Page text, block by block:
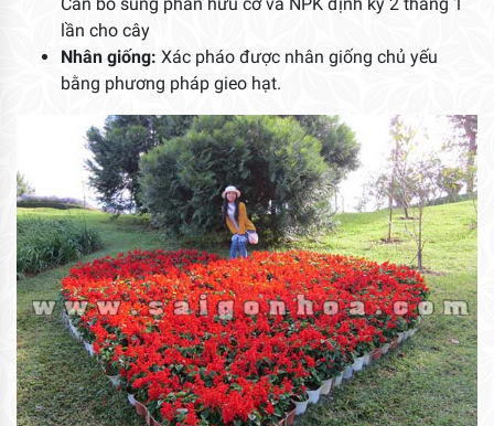
lần cho cây
Nhân giống: Xác pháo được nhân giống chủ yếu
bằng phương pháp gieo hạt.